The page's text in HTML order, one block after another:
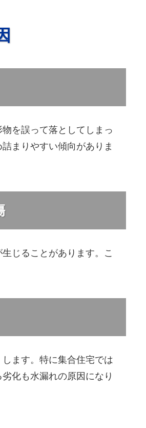
を誤って落としてしまっ
まりやすい傾向がありま
じることがあります。こ
ます。特に集合住宅では
化も水漏れの原因になり